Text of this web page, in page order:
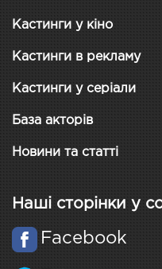
Кастинги у кіно
Кастинги в рекламу
Кастинги у серіали
База акторів
Новини та статті
Наші сторінки у
Facebook